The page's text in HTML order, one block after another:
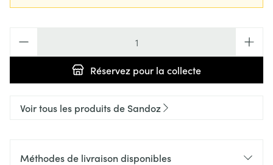
Réservez pour la collecte
Voir tous les produits de Sandoz
Méthodes de livraison disponibles